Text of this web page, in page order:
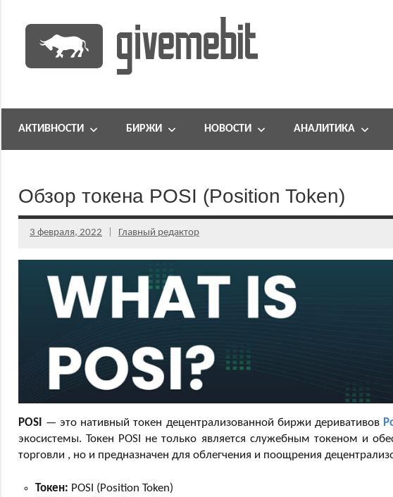
содержимому
GiveMeBit.com
портал
АКТИВНОСТИ БИРЖИ НОВОСТИ АНАЛИТИКА
Обзор токена POSI (Position Token)
3 февраля, 2022 Главный редактор
POSI — это нативный токен децентрализованной биржи деривативов
экосистемы. Токен POSI не только является служебным токеном и
торговли , но и предназначен для облегчения и поощрения
Токен: POSI (Position Token)